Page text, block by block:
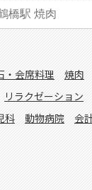
・会席料理 焼肉
リラクゼーション
科 動物病院 会